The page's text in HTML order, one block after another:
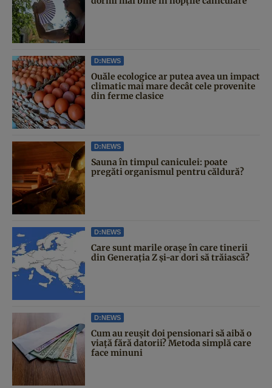
D:NEWS
Ouăle ecologice ar putea avea un impact
climatic mai mare decât cele provenite
din ferme clasice
D:NEWS
Sauna în timpul caniculei: poate
pregăti organismul pentru căldură?
D:NEWS
Care sunt marile orașe în care tinerii
din Generația Z și-ar dori să trăiască?
D:NEWS
Cum au reușit doi pensionari să aibă o
viață fără datorii? Metoda simplă care
face minuni